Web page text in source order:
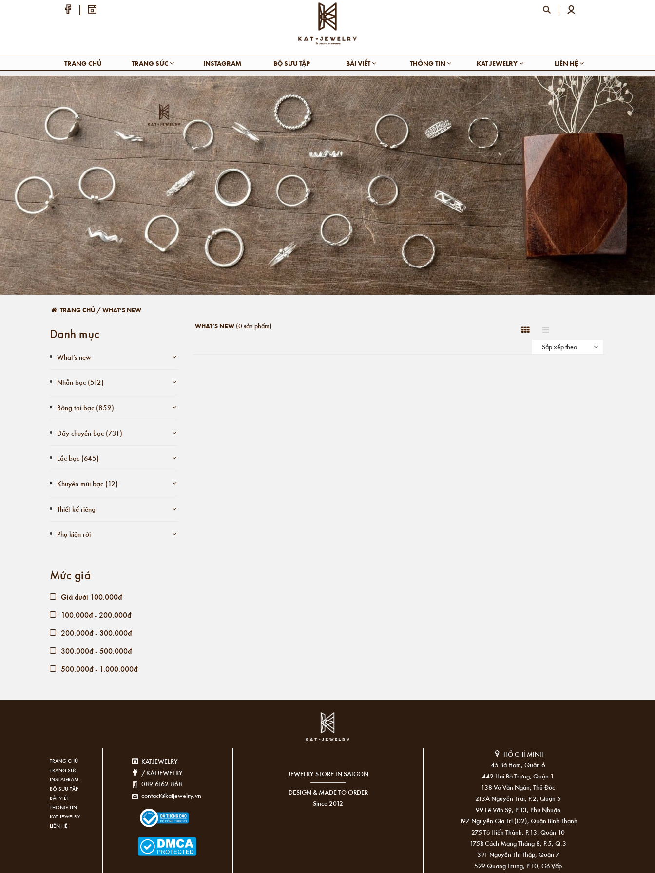
TRANG CHỦ TRANG SỨC INSTAGRAM BỘ SƯU TẬP BÀI VIẾT THÔNG TIN KAT JEWELRY LIÊN HỆ
TRANG CHỦ /WHAT’S NEW
WHAT’S NEW (0 sản phẩm)
Sắp xếp theo
Danh mục
What’s new
Nhẫn bạc (512)
Bông tai bạc (859)
Dây chuyền bạc (731)
Lắc bạc (645)
Khuyên mũi bạc (12)
Thiết kế riêng
Phụ kiện rời
Mức giá
Giá dưới 100.000đ
100.000đ - 200.000đ
200.000đ - 300.000đ
300.000đ - 500.000đ
500.000đ - 1.000.000đ
TRANG CHỦ
TRANG SỨC
INSTAGRAM
BỘ SƯU TẬP
BÀI VIẾT
THÔNG TIN
KAT JEWELRY
LIÊN HỆ
KATJEWELRY
/KATJEWELRY
089.6162.868
contact@katjewelry.vn
JEWELRY STORE IN SAIGON
DESIGN & MADE TO ORDER
Since 2012
HỒ CHÍ MINH
45 Bà Hom, Quận 6
442 Hai Bà Trưng, Quận 1
138 Võ Văn Ngân, Thủ Đức
213A Nguyễn Trãi, P.2, Quận 5
99 Lê Văn Sỹ, P.13, Phú Nhuận
197 Nguyễn Gia Trí (D2), Quận Bình Thạnh
275 Tô Hiến Thành, P.13, Quận 10
175B Cách Mạng Tháng 8, P.5, Q.3
391 Nguyễn Thị Thập, Quận 7
529 Quang Trung, P.10, Gò Vấp